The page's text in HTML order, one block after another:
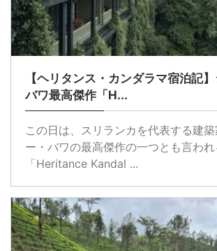
【ヘリタンス・カンダラマ宿泊記
バワ最高傑作「H...
この日は、スリランカを代表する建築
ー・バワの最高傑作の一つとも言わ
「Heritance Kandal ...